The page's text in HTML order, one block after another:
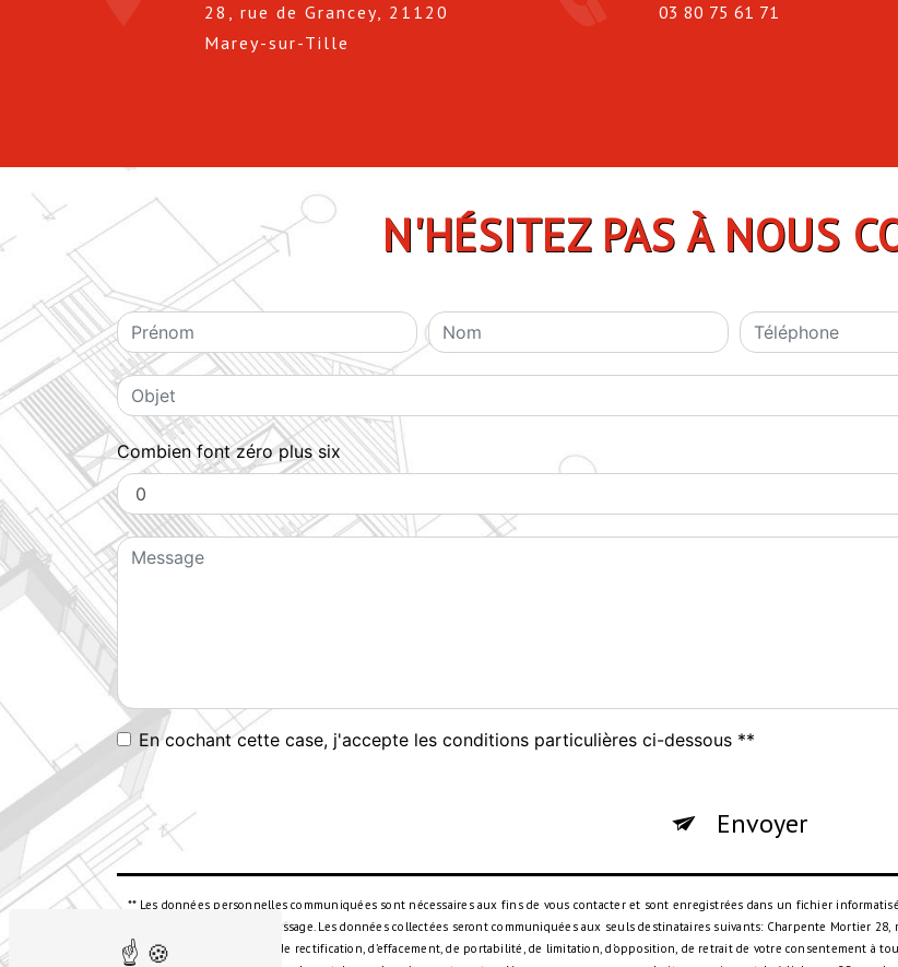
28, rue de Grancey, 21120
Marey-sur-Tille
03 80 75 61 71
N'HÉSITEZ PAS À NOUS
Combien font zéro plus six
En cochant cette case, j'accepte les conditions particulières ci-dessous **
Envoyer
** Les données personnelles communiquées sont nécessaires aux fins de vous contacter et sont enregistrées dans un fichier
but de répondre à votre message. Les données collectées seront communiquées aux seuls destinataires suivants: Charpente Mortier
disposez de droits d’accès, de rectification, d’effacement, de portabilité, de limitation, d’opposition, de retrait de votre consentement à